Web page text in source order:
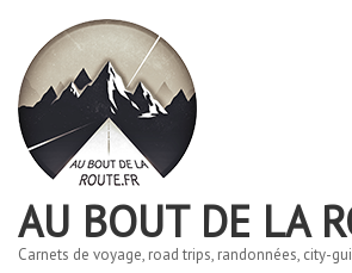
AU BOUT DE LA
Carnets de voyage, road trips, randonnées, city-